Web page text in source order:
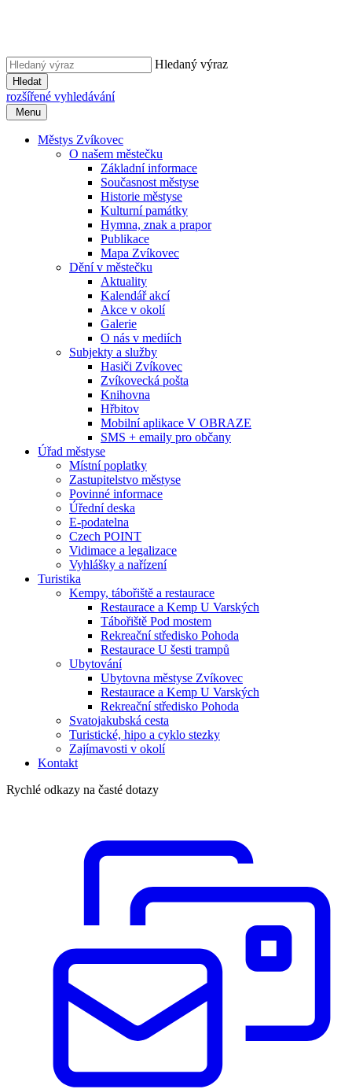
Hledaný výraz
Hledat
rozšířené vyhledávání
Menu
Městys Zvíkovec
O našem městečku
Základní informace
Současnost městyse
Historie městyse
Kulturní památky
Hymna, znak a prapor
Publikace
Mapa Zvíkovec
Dění v městečku
Aktuality
Kalendář akcí
Akce v okolí
Galerie
O nás v mediích
Subjekty a služby
Hasiči Zvíkovec
Zvíkovecká pošta
Knihovna
Hřbitov
Mobilní aplikace V OBRAZE
SMS + emaily pro občany
Úřad městyse
Místní poplatky
Zastupitelstvo městyse
Povinné informace
Úřední deska
E-podatelna
Czech POINT
Vidimace a legalizace
Vyhlášky a nařízení
Turistika
Kempy, tábořiště a restaurace
Restaurace a Kemp U Varských
Tábořiště Pod mostem
Rekreační středisko Pohoda
Restaurace U šesti trampů
Ubytování
Ubytovna městyse Zvíkovec
Restaurace a Kemp U Varských
Rekreační středisko Pohoda
Svatojakubská cesta
Turistické, hipo a cyklo stezky
Zajímavosti v okolí
Kontakt
Rychlé odkazy na časté dotazy